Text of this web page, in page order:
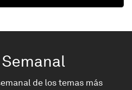
Semanal
de los temas más